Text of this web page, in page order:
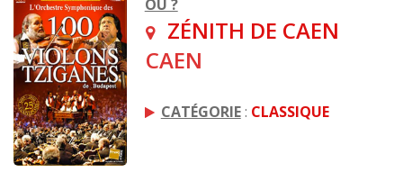
OÙ ?
ZÉNITH DE CAEN
CAEN
CATÉGORIE: CLASSIQUE